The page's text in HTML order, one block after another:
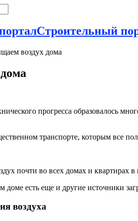
Строительный
воздух дома
прогресса образовалось
транспорте, которым все
почти во всех домах и квартирах
есть еще и другие источники
воздуха